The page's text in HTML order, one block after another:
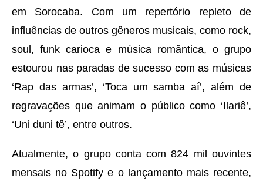
em Sorocaba. Com um repertório repleto de
influências de outros gêneros musicais, como rock,
soul, funk carioca e música romântica, o grupo
estourou nas paradas de sucesso com as músicas
‘Rap das armas’, ‘Toca um samba aí’, além de
regravações que animam o público como ‘Ilariê’,
‘Uni duni tê’, entre outros.
Atualmente, o grupo conta com 824 mil ouvintes
mensais no Spotify e o lançamento mais recente,